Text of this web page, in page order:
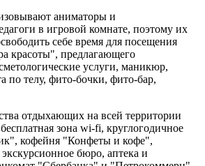
аниматоры и
в игровой комнате, поэтому их
себе время для посещения
красоты", предлагающего
услуги, маникюр,
по телу, фито-бочки, фито-бар,
отдыхающих на всей территории
зона wi-fi, круглогодичное
кофейня "Конфеты и кофе",
бюро, аптека и